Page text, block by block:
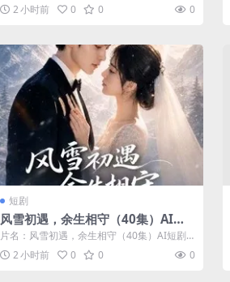
2 小时前 0 0 0
短剧
风雪初遇，余生相守（40集）AI短
剧 (2026)
片名：风雪初遇，余生相守（40集）AI短剧
(2026) 分类：短剧 年份：20...
2 小时前 0 0 0